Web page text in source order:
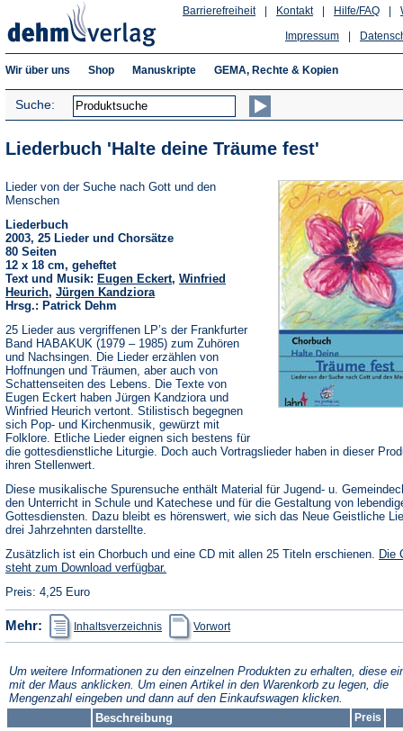
Hilfe/FAQ
Kontakt
Barrierefreiheit
Impressum
Wir über uns Shop Manuskripte GEMA, Rechte & Kopien
Suche:
Liederbuch 'Halte deine Träume fest'
Lieder von der Suche nach Gott und den
Menschen
Liederbuch
2003, 25 Lieder und Chorsätze
80 Seiten
12 x 18 cm, geheftet
Text und Musik: Eugen Eckert, Winfried
Heurich, Jürgen Kandziora
Hrsg.: Patrick Dehm
25 Lieder aus vergriffenen LP’s der Frankfurter
Band HABAKUK (1979 – 1985) zum Zuhören
und Nachsingen. Die Lieder erzählen von
Hoffnungen und Träumen, aber auch von
Schattenseiten des Lebens. Die Texte von
Eugen Eckert haben Jürgen Kandziora und
Winfried Heurich vertont. Stilistisch begegnen
sich Pop- und Kirchenmusik, gewürzt mit
Folklore. Etliche Lieder eignen sich bestens für
die gottesdienstliche Liturgie. Doch auch Vortragslieder haben in dieser
ihren Stellenwert.
Diese musikalische Spurensuche enthält Material für Jugend- u.
den Unterricht in Schule und Katechese und für die Gestaltung von
Gottesdiensten. Dazu bleibt es hörenswert, wie sich das Neue Geistliche
drei Jahrzehnten darstellte.
Zusätzlich ist ein Chorbuch und eine CD mit allen 25 Titeln erschienen. Die
steht zum Download verfügbar.
Preis: 4,25 Euro
Mehr: Inhaltsverzeichnis
(Öffnet
in
einem
Tab)
Vorwortin
einem
Tab)
Um weitere Informationen zu den einzelnen Produkten zu erhalten, diese
mit der Maus anklicken. Um einen Artikel in den Warenkorb zu legen, die
Mengenzahl eingeben und dann auf den Einkaufswagen klicken.
Beschreibung
Preis